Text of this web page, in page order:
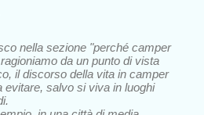
nella sezione "perché camper
da un punto di vista
il discorso della vita in camper
evitare, salvo si viva in luoghi